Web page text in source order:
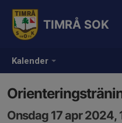
Kalender
TIMRÅ SOK
Onsdag 17 apr 2024,